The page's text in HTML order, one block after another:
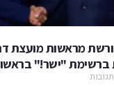
מראשות מועצת
"ישר!"